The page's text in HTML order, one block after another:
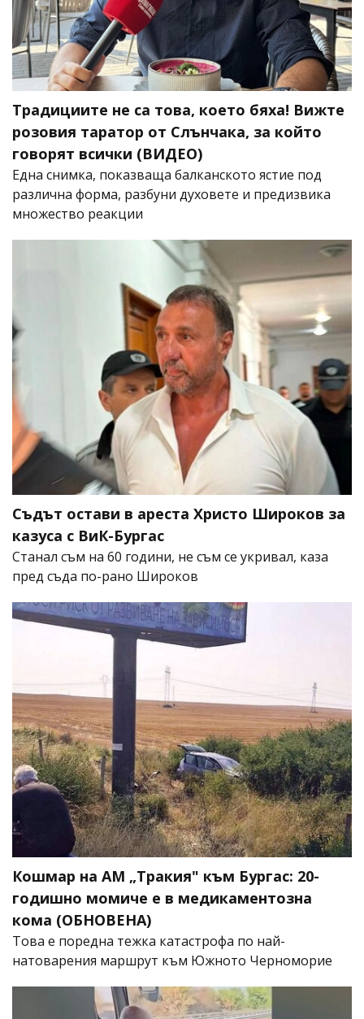
Традициите не са това, което бяха! Вижте
розовия таратор от Слънчака, за който
говорят всички (ВИДЕО)
Една снимка, показваща балканското ястие под
различна форма, разбуни духовете и предизвика
множество реакции
Съдът остави в ареста Христо Широков за
казуса с ВиК-Бургас
Станал съм на 60 години, не съм се укривал, каза
пред съда по-рано Широков
Кошмар на АМ „Тракия" към Бургас: 20-
годишно момиче е в медикаментозна
кома (ОБНОВЕНА)
Това е поредна тежка катастрофа по най-
натоварения маршрут към Южното Черноморие